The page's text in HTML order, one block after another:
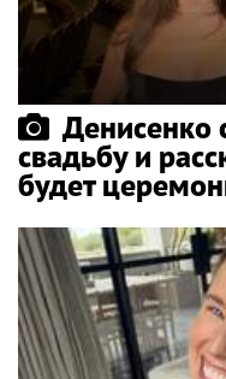
Денисенко
свадьбу и
будет